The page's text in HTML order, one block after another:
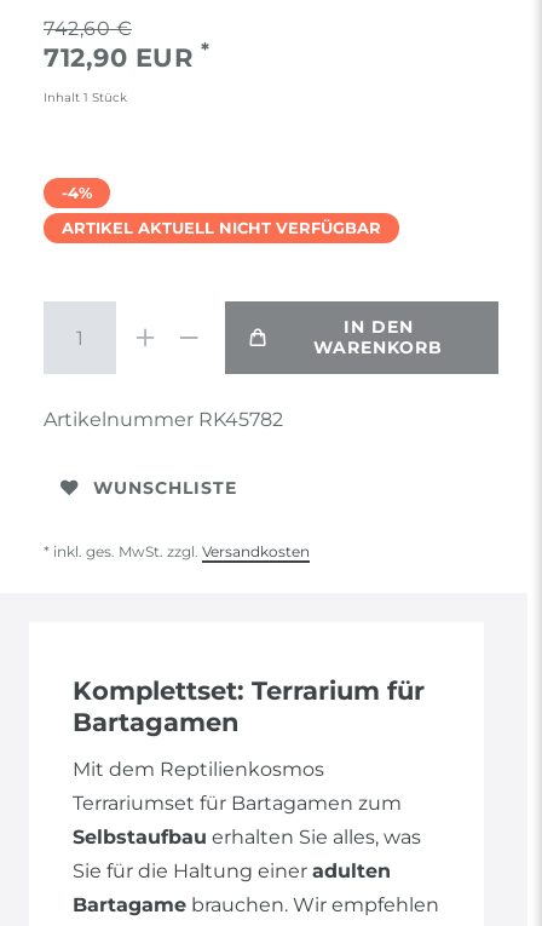
742,60 €
712,90 EUR *
Inhalt 1 Stück
-4%
ARTIKEL AKTUELL NICHT VERFÜGBAR
IN DEN
WARENKORB
Artikelnummer RK45782
WUNSCHLISTE
* inkl. ges. MwSt. zzgl. Versandkosten
Komplettset: Terrarium für
Bartagamen
Mit dem Reptilienkosmos
Terrariumset für Bartagamen zum
Selbstaufbau erhalten Sie alles, was
Sie für die Haltung einer adulten
Bartagame brauchen. Wir empfehlen